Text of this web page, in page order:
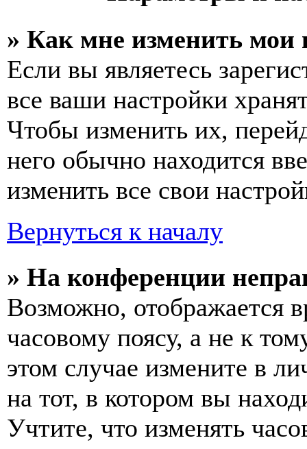
» Как мне изменить мои
Если вы являетесь
все ваши настройки
Чтобы изменить их,
него обычно находится
изменить все свои
Вернуться к началу
» На конференции
Возможно, отображается
часовому поясу, а не к
этом случае измените в
на тот, в котором вы
Учтите, что изменять